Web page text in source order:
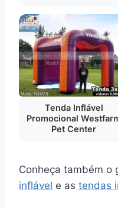
Tenda Inflável
Promocional
Pet Center
Conheça também o
inflável e as tendas